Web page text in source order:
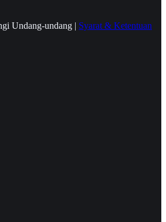
Undang-undang | Syarat & Ketentuan